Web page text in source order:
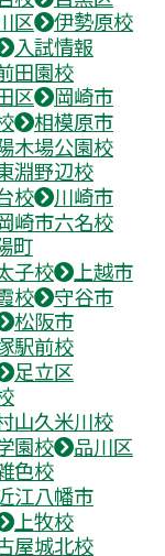
区
伊勢原校
入試情報
田園校
区
岡崎市
相模原市
木場公園校
淵野辺校
校
川崎市
崎市六名校
町
子校
上越市
校
守谷市
松阪市
駅前校
足立区
山久米川校
園校
品川区
色校
江八幡市
上牧校
屋城北校